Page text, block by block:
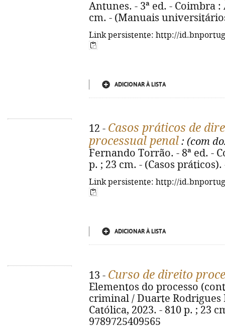
Antunes. - 3ª ed. - Coimbra
cm. - (Manuais
Link persistente: http://
ADICIONAR À LISTA
12 - Casos práticos de
processual penal : (com
Fernando Torrão. - 8ª ed. -
p. ; 23 cm. - (Casos práticos).
Link persistente: http://
ADICIONAR À LISTA
13 - Curso de direito
Elementos do processo
criminal / Duarte Rodrigues
Católica, 2023. - 810 p. ; 23
9789725409565